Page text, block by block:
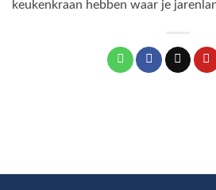
keukenkraan hebben waar je